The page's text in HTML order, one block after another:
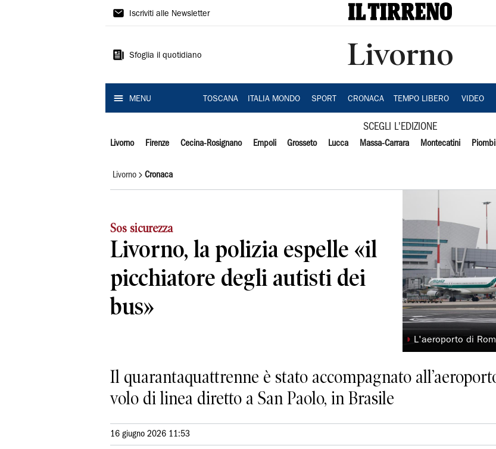
Il
Iscriviti alle Newsletter
Sfoglia il quotidiano Livorno
MENU TOSCANA ITALIA MONDO SPORT CRONACA TEMPO LIBERO VIDEO
SCEGLI L'EDIZIONE
Livorno Firenze Cecina-Rosignano Empoli Grosseto Lucca Massa-Carrara Montecatini
Livorno Cronaca
Sos sicurezza
Livorno, la polizia espelle «il
picchiatore degli autisti dei
bus»
◗ L'aeroporto di
Il quarantaquattrenne è stato accompagnato
volo di linea diretto a San Paolo, in Brasile
16 giugno 2026 11:53